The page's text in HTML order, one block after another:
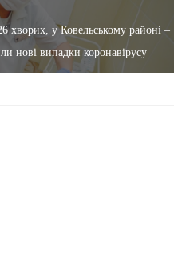
хворих, у Ковельському районі –
нові випадки коронавірусу